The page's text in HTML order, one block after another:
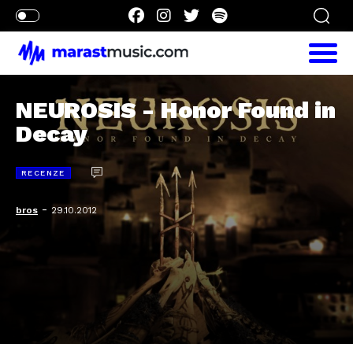
NEUROSIS - Honor Found in
Decay
RECENZE
bros - 29.10.2012